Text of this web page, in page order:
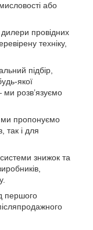
або
провідних
техніку,
підбір,
якої
розв’язуємо
пропонуємо
так і для
знижок та
першого